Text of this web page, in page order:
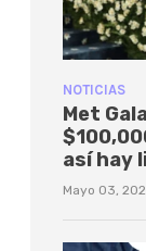
NOTICIAS
Met
así hay
Mayo 03,